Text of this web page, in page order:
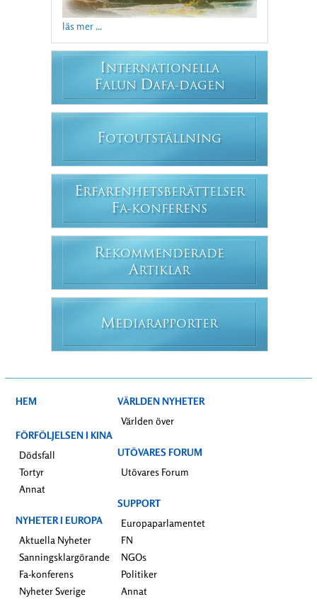
läs mer ...
INTERNATIONELLA
FALUN DAFA-DAGEN
FOTOUTSTÄLLNING
ERFARENHETSBERÄTTELSER
FA-KONFERENS
REKOMMENDERADE
ARTIKLAR
MEDIARAPPORTER
HEM
FÖRFÖLJELSEN I KINA
Dödsfall
Tortyr
Annat
NYHETER I EUROPA
Aktuella Nyheter
Sanningsklargörande
Fa-konferens
Nyheter Sverige
VÄRLDEN NYHETER
Världen över
UTÖVARES FORUM
Utövares Forum
SUPPORT
Europaparlamentet
FN
NGOs
Politiker
Annat